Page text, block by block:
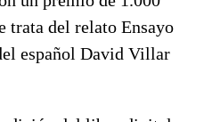
trata del relato Ensayo
español David Villar